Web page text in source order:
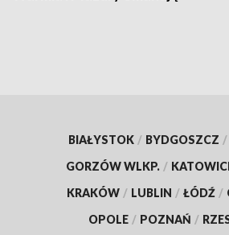
BIAŁYSTOK / BYDGOSZCZ /
GORZÓW WLKP. /
KRAKÓW / LUBLIN / ŁÓDŹ /
OPOLE / POZNAŃ /